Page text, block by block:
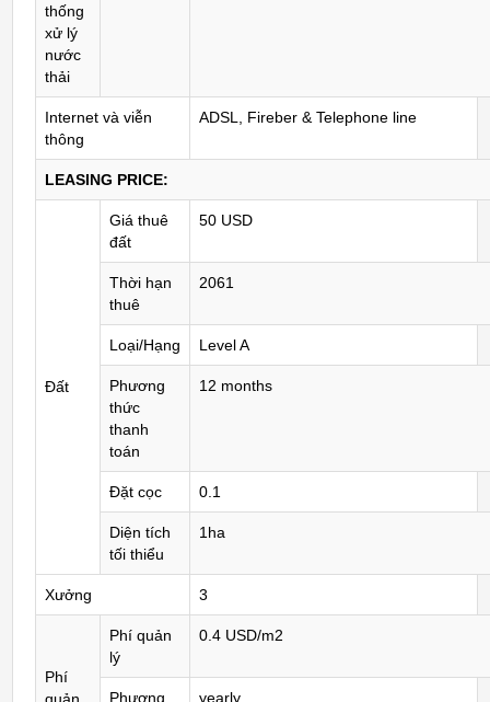
thống
xử lý
nước
thải
Internet và viễn
thông
ADSL, Fireber & Telephone line
LEASING PRICE:
Đất
Giá thuê
đất
50 USD
Thời hạn
thuê
2061
Loại/Hạng Level A
Phương
thức
thanh
toán
12 months
Đặt cọc 0.1
Diện tích
tối thiểu
1ha
Xưởng 3
Phí
Phí quản
lý
0.4 USD/m2
Phương yearly